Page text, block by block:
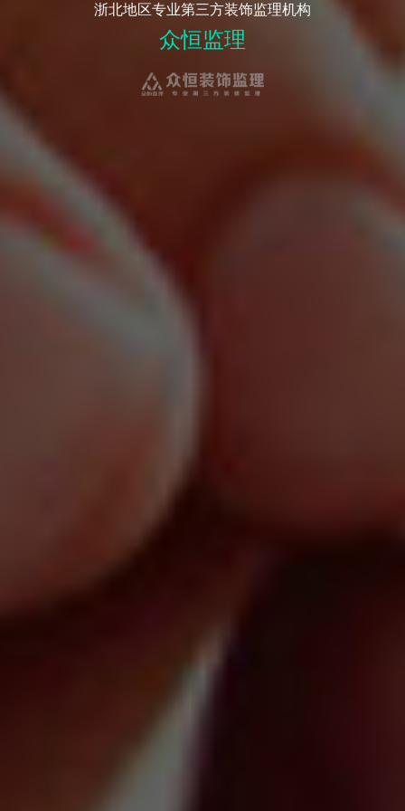
浙北地区专业第三方装饰监理机构
众恒监理